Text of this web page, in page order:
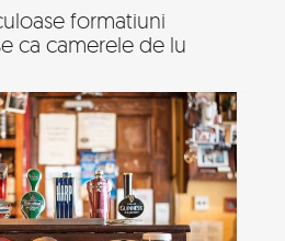
formatiuni
ca camerele de lu